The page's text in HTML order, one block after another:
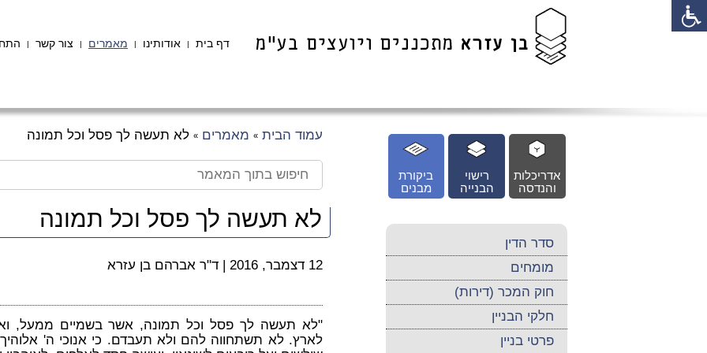
דף בית | אודותינו | מאמרים | צור קשר |
עמוד הבית » מאמרים » לא תעשה לך פסל וכל תמונה
לא תעשה לך פסל וכל תמונה
12 דצמבר, 2016 | ד"ר אברהם בן עזרא
"לא תעשה לך פסל וכל תמונה, אשר בשמיים ממעל,
לארץ. לא תשתחווה להם ולא תעבדם. כי אנוכי ה'
ביקורת
מבנים
רישוי
הבנייה
אדריכלות
והנדסה
סדר הדין
מומחים
חוק המכר (דירות)
חלקי הבניין
פרטי בניין